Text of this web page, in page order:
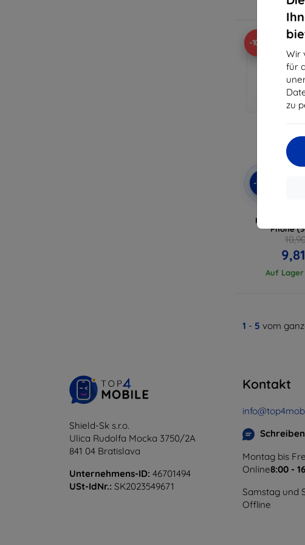
Wir
für
zu
Auf
-10%
-10%
Hybridglas
Phone
Auf Lager
1 - 5 vom
Shield-Sk s.r.o.
Ulica Rudolfa Mocka 3750/2A
841 04 Bratislava
Unternehmens-ID: 46701494
USt-IdNr.: SK2023549671
Kontakt
Montag bis
Online8:00 -
Samstag und
Offline